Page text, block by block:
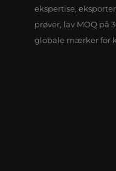
ekspertise,
prøver, lav MOQ på
globale mærker for